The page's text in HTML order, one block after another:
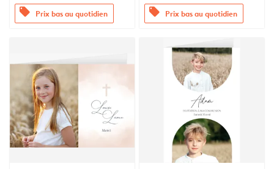
offers Prix bas au quotidien offers Prix bas au quotidien